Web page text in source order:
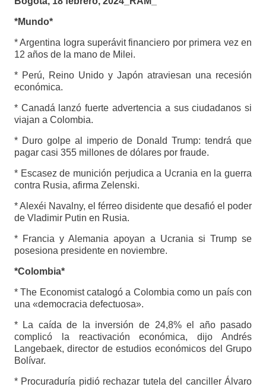
*Mundo*
* Argentina logra superávit financiero por primera vez en
12 años de la mano de Milei.
* Perú, Reino Unido y Japón atraviesan una recesión
económica.
* Canadá lanzó fuerte advertencia a sus ciudadanos si
viajan a Colombia.
* Duro golpe al imperio de Donald Trump: tendrá que
pagar casi 355 millones de dólares por fraude.
* Escasez de munición perjudica a Ucrania en la guerra
contra Rusia, afirma Zelenski.
* Alexéi Navalny, el férreo disidente que desafió el poder
de Vladimir Putin en Rusia.
* Francia y Alemania apoyan a Ucrania si Trump se
posesiona presidente en noviembre.
*Colombia*
* The Economist catalogó a Colombia como un país con
una «democracia defectuosa».
* La caída de la inversión de 24,8% el año pasado
complicó la reactivación económica, dijo Andrés
Langebaek, director de estudios económicos del Grupo
Bolívar.
* Procuraduría pidió rechazar tutela del canciller Álvaro